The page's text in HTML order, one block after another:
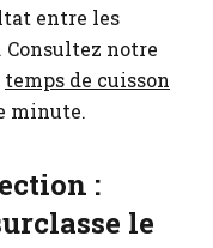
entre les
Consultez notre
temps de cuisson
minute.
:
le